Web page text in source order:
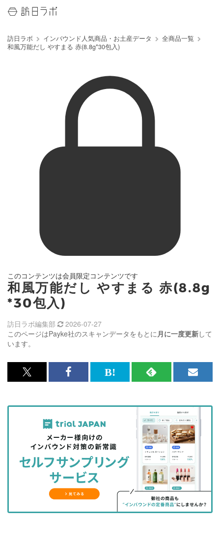
訪日ラボ インバウンド人気商品・お土産データ
全商品一覧
和風万能だし やすまる 赤(8.8g*30包入)
このコンテンツは会員限定コンテンツです
和風万能だし やすまる 赤(8.8g
*30包入)
このページはPayke社のスキャンデータをもとに月に一度更新して
います。
訪日ラボ編集部 2026-07-27
x<br>
記
を
シ
ェ
る
Facebook<br>
記
事
を
シ
ェ
ア
す
る
は
な
ッ
ク
マ
に
RSS
記
事
を
購
読
す
る
メ
マ
ガ
登
録
す
る